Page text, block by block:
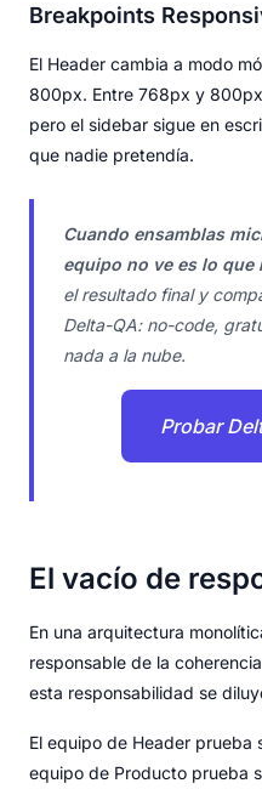
Breakpoints
El Header cambia a modo
800px. Entre 768px y
pero el sidebar sigue en
que nadie pretendía.
Cuando ensamblas
equipo no ve es lo que
el resultado final y
Delta-QA: no-code,
nada a la nube.
Probar
El vacío de
En una arquitectura
responsable de la
esta responsabilidad se
El equipo de Header prueba
equipo de Producto prueba